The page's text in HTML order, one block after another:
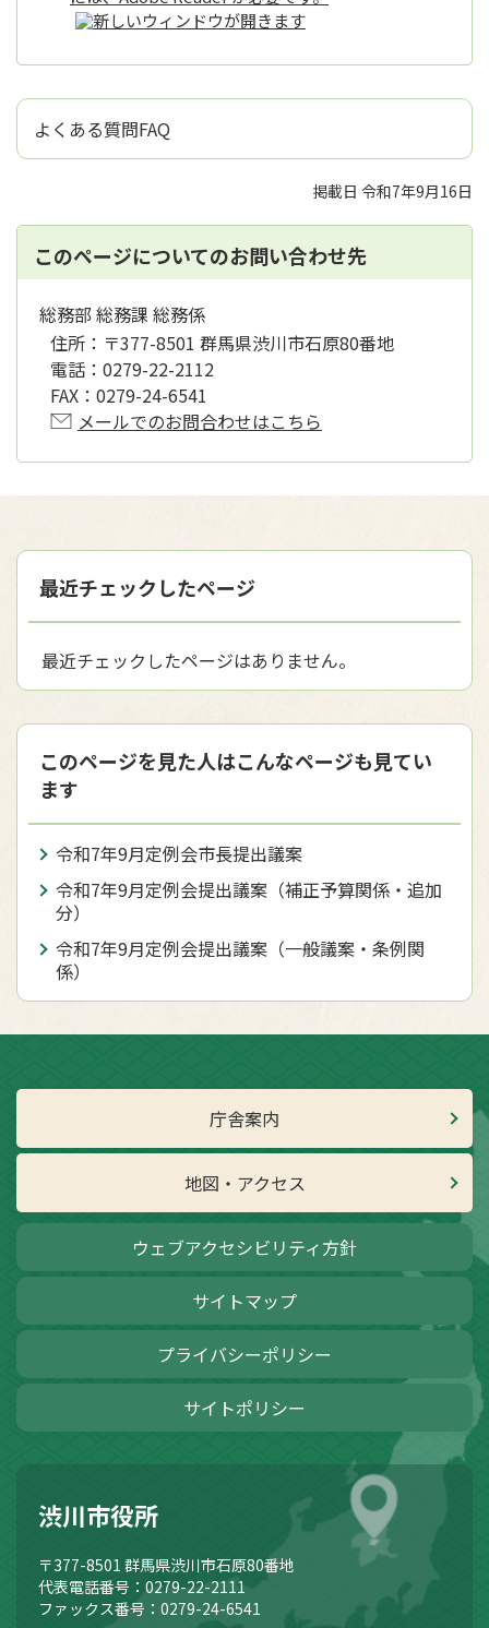
よくある質問FAQ
掲載日 令和7年9月16日
このページについてのお問い合わせ先
総務部 総務課 総務係
住所： 〒377-8501 群馬県渋川市石原80番地
電話： 0279-22-2112
FAX： 0279-24-6541
メールでのお問合わせはこちら
最近チェックしたページ
最近チェックしたページはありません。
このページを見た人はこんなページも見てい
ます
令和7年9月定例会市長提出議案
令和7年9月定例会提出議案（補正予算関係・追加
分）
令和7年9月定例会提出議案（一般議案・条例関
係）
庁舎案内
地図・アクセス
ウェブアクセシビリティ方針
サイトマップ
プライバシーポリシー
サイトポリシー
渋川市役所
〒377-8501 群馬県渋川市石原80番地
代表電話番号：0279-22-2111
ファックス番号：0279-24-6541